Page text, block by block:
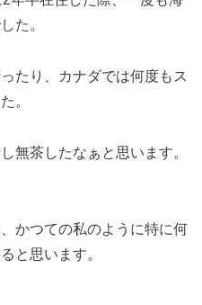
た。
たり、カナダでは何度もス
。
無茶したなぁと思います。
かつての私のように特に何
と思います。